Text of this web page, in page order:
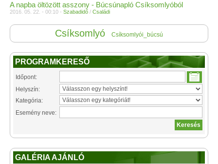
A napba öltözött asszony - Búcsúnapló Csíksomlyóból
2016. 05. 22. - 00:10 - Szabadidő / Családi
Csíksomlyó Csíksomlyói_búcsú
PROGRAMKERESŐ
Időpont:
Helyszín:
Kategória:
Esemény neve:
GALÉRIA AJÁNLÓ